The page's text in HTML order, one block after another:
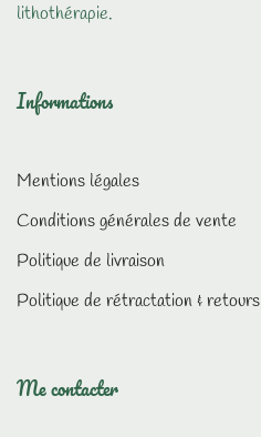
lithothérapie.
Informations
Mentions légales
Conditions générales de vente
Politique de livraison
Politique de rétractation & retours
Me contacter